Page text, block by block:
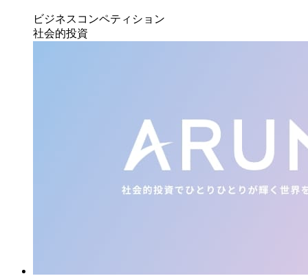
ビジネスコンペティション
社会的投資